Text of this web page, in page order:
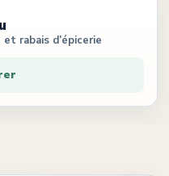
rabais d’épicerie